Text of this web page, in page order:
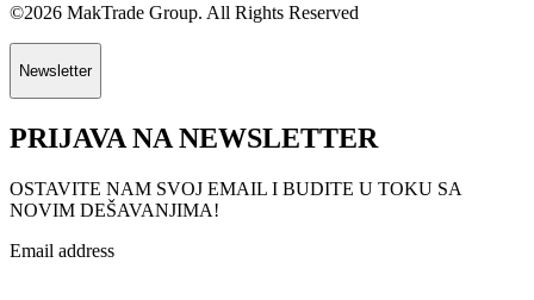
©2026 MakTrade Group. All Rights Reserved
Newsletter
PRIJAVA NA NEWSLETTER
OSTAVITE NAM SVOJ EMAIL I BUDITE U TOKU SA
NOVIM DEŠAVANJIMA!
Email address